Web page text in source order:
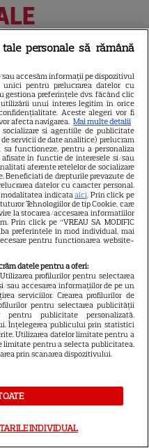
pe
personale să rămână
accesăm informații pe dispozitivul
pentru prelucrarea datelor cu
gestiona preferințele dvs. făcând clic
unui interes legitim în orice
Aceste alegeri vor fi
afecta navigarea. Mai multe detalii
si agentiile de publicitate
servicii de date analitice) prelucram
functioneze, pentru a personaliza
in functie de interesele si/sau
aferente retelelor de socializare
Beneficiati de drepturile prevazute de
datelor cu caracter personal.
modalitatea indicataaici. Prin click pe
tuturor Tehnologiilor de tip Cookie, care
la stocarea/accesarea informatiilor
Prin click pe “VREAU SA MODIFIC
preferintele in mod individual, mai
pentru functionarea website-
datele pentru a oferi:
profilurilor pentru selectarea
sau accesarea informațiilor de pe un
serviciilor. Crearea profilurilor de
pentru selectarea publicității
pentru publicitate personalizată.
Înțelegerea publicului prin statistici
Utilizarea datelor limitate pentru a
limitate pentru a selecta publicitatea.
prin scanarea dispozitivului.
INDIVIDUAL